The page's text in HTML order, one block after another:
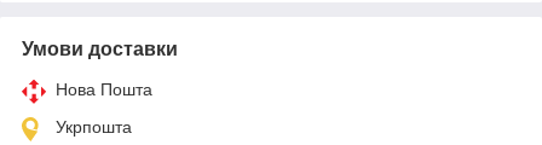
Умови доставки
Нова Пошта
Укрпошта